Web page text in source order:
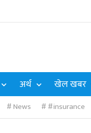
अर्थ खेल खबर
News #insurance